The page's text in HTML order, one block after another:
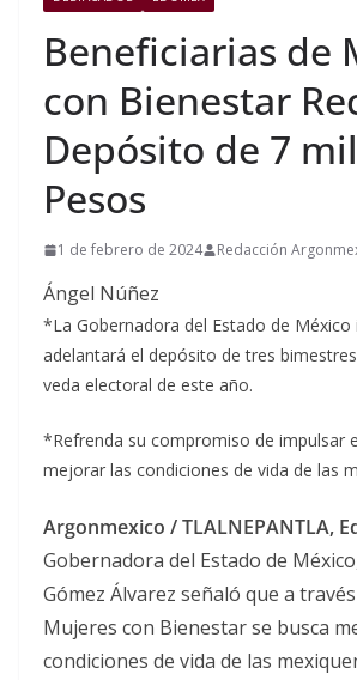
Beneficiarias de
con Bienestar
Depósito de 7
Pesos
1 de febrero de 2024 Redacción
Ángel Núñez
*La Gobernadora del Estado de
adelantará el depósito de tres
veda electoral de este año.
*Refrenda su compromiso de impulsar
mejorar las condiciones de vida de las
Argonmexico / TLALNEPANTLA,
Gobernadora del Estado de
Gómez Álvarez señaló que a
Mujeres con Bienestar se busca
condiciones de vida de las